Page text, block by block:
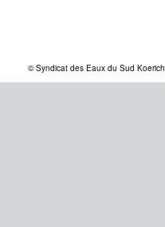
© Syndicat des Eaux du Sud Koerich